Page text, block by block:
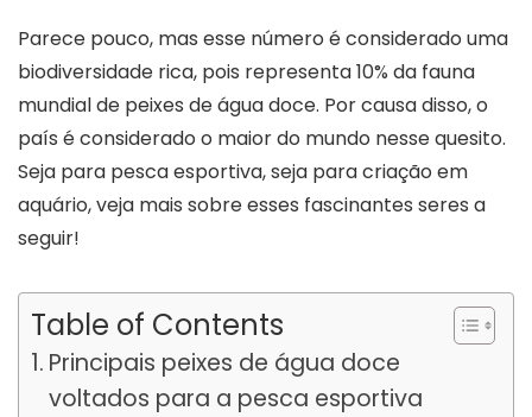
Parece pouco, mas esse número é considerado uma
biodiversidade rica, pois representa 10% da fauna
mundial de peixes de água doce. Por causa disso, o
país é considerado o maior do mundo nesse quesito.
Seja para pesca esportiva, seja para criação em
aquário, veja mais sobre esses fascinantes seres a
seguir!
Table of Contents
Principais peixes de água doce
voltados para a pesca esportiva